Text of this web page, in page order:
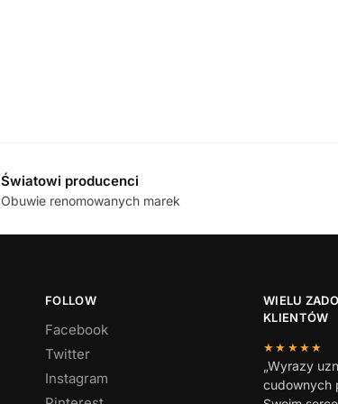
Światowi producenci
Obuwie renomowanych marek
FOLLOW
Facebook
Twitter
Instagram
WIELU
KLIENTÓW
★★★★★
„Wyrazy
cudownych